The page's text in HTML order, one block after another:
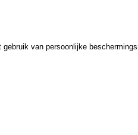
van persoonlijke